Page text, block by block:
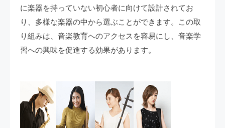
に楽器を持っていない初心者に向けて設計されてお
り、多様な楽器の中から選ぶことができます。この取
り組みは、音楽教育へのアクセスを容易にし、音楽学
習への興味を促進する効果があります。